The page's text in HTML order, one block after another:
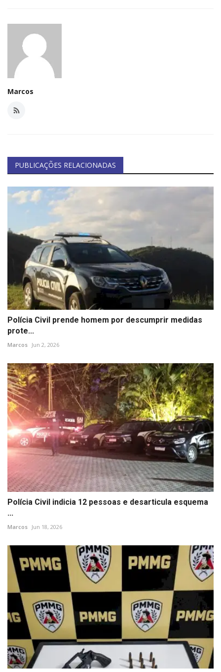
Marcos
PUBLICAÇÕES RELACIONADAS
Polícia Civil prende homem por descumprir medidas
prote...
Marcos Jun 2, 2026
Polícia Civil indicia 12 pessoas e desarticula esquema
...
Marcos Jun 18, 2026